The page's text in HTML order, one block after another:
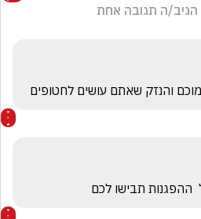
הגיב/ה תגובה אחת
והנזק שאתם עושים לחטופים
ההפגנות תבישו לכם